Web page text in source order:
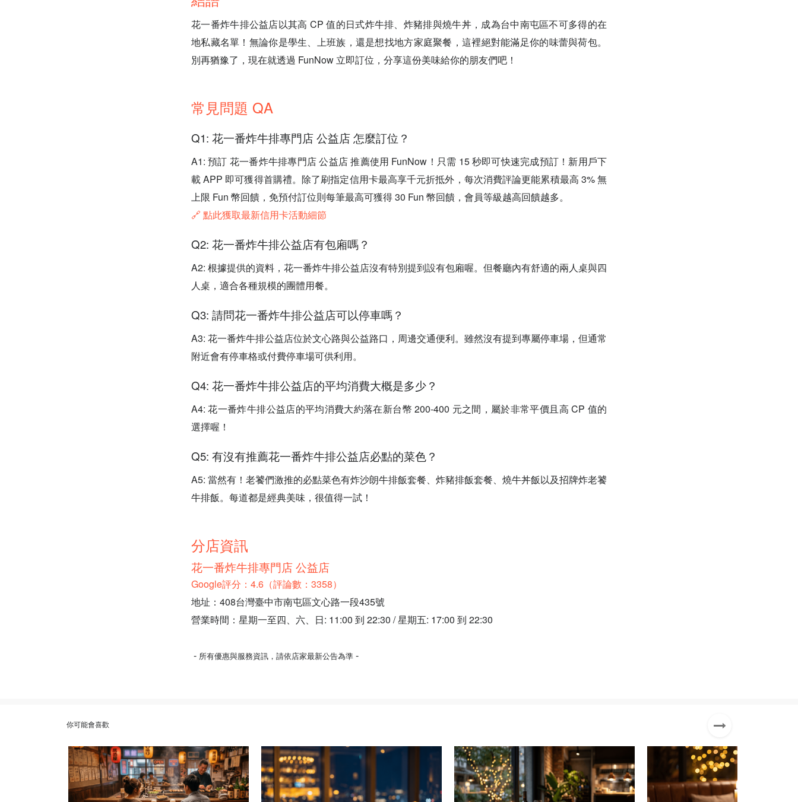
花一番炸牛排公益店以其高 CP 值的日式炸牛排、炸豬排與燒牛丼，成為台中南屯區不可多得的在
地私藏名單！無論你是學生、上班族，還是想找地方家庭聚餐，這裡絕對能滿足你的味蕾與荷包。
別再猶豫了，現在就透過 FunNow 立即訂位，分享這份美味給你的朋友們吧！
常見問題 QA
Q1: 花一番炸牛排專門店 公益店 怎麼訂位？
A1: 預訂 花一番炸牛排專門店 公益店 推薦使用 FunNow！只需 15 秒即可快速完成預訂！新用戶下
載 APP 即可獲得首購禮。除了刷指定信用卡最高享千元折抵外，每次消費評論更能累積最高 3% 無
上限 Fun 幣回饋，免預付訂位則每筆最高可獲得 30 Fun 幣回饋，會員等級越高回饋越多。
🔗 點此獲取最新信用卡活動細節
Q2: 花一番炸牛排公益店有包廂嗎？
A2: 根據提供的資料，花一番炸牛排公益店沒有特別提到設有包廂喔。但餐廳內有舒適的兩人桌與四
人桌，適合各種規模的團體用餐。
Q3: 請問花一番炸牛排公益店可以停車嗎？
A3: 花一番炸牛排公益店位於文心路與公益路口，周邊交通便利。雖然沒有提到專屬停車場，但通常
附近會有停車格或付費停車場可供利用。
Q4: 花一番炸牛排公益店的平均消費大概是多少？
A4: 花一番炸牛排公益店的平均消費大約落在新台幣 200-400 元之間，屬於非常平價且高 CP 值的
選擇喔！
Q5: 有沒有推薦花一番炸牛排公益店必點的菜色？
A5: 當然有！老饕們激推的必點菜色有炸沙朗牛排飯套餐、炸豬排飯套餐、燒牛丼飯以及招牌炸老饕
牛排飯。每道都是經典美味，很值得一試！
分店資訊
花一番炸牛排專門店 公益店
Google評分：4.6（評論數：3358）
地址：408台灣臺中市南屯區文心路一段435號
營業時間：星期一至四、六、日: 11:00 到 22:30 / 星期五: 17:00 到 22:30
- 所有優惠與服務資訊，請依店家最新公告為準 -
你可能會喜歡